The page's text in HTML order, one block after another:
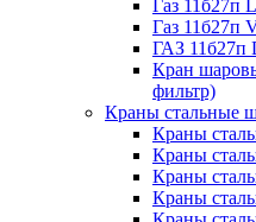
Газ 11б27п
Газ 11б27п
ГАЗ 11б27п
Кран
фильтр)
Краны стальные
Краны
Краны
Краны
Краны